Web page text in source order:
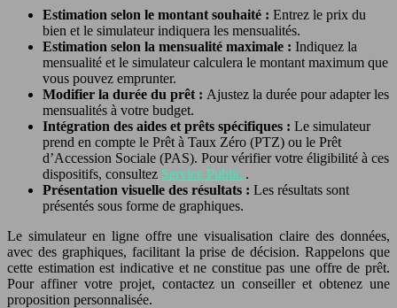
Estimation selon le montant souhaité : Entrez le prix du
bien et le simulateur indiquera les mensualités.
Estimation selon la mensualité maximale : Indiquez la
mensualité et le simulateur calculera le montant maximum que
vous pouvez emprunter.
Modifier la durée du prêt : Ajustez la durée pour adapter les
mensualités à votre budget.
Intégration des aides et prêts spécifiques : Le simulateur
prend en compte le Prêt à Taux Zéro (PTZ) ou le Prêt
d’Accession Sociale (PAS). Pour vérifier votre éligibilité à ces
dispositifs, consultez Service Public .
Présentation visuelle des résultats : Les résultats sont
présentés sous forme de graphiques.
Le simulateur en ligne offre une visualisation claire des données,
avec des graphiques, facilitant la prise de décision. Rappelons que
cette estimation est indicative et ne constitue pas une offre de prêt.
Pour affiner votre projet, contactez un conseiller et obtenez une
proposition personnalisée.